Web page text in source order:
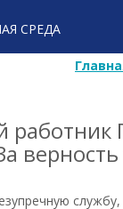
СРЕДА
верность
службу,